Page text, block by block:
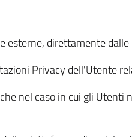
direttamente dalle
Privacy dell'Utente
nel caso in cui gli Utenti